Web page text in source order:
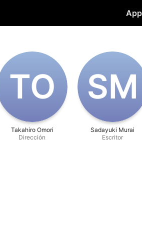
T‌O
Takahiro Omori
Dirección
S‌M
Sadayuki Murai
Escritor